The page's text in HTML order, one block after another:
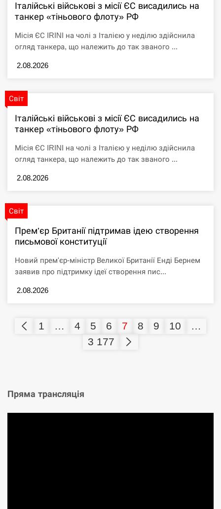
Італійські військові з місії ЄС висадились на
танкер «тіньового флоту» РФ
Місія ЄС IRINI на чолі з Італією у неділю здійснила
огляд танкера, що належить до так званого ...
2.08.2026
Світ
Італійські військові з місії ЄС висадились на
танкер «тіньового флоту» РФ
Місія ЄС IRINI на чолі з Італією у неділю здійснила
огляд танкера, що належить до так званого ...
2.08.2026
Світ
Прем’єр Британії підтримав ідею створення
письмової конституції
Новий прем'єр-міністр Великої Британії Енді Бернем
заявив про підтримку ідеї створення пис...
2.08.2026
1 … 4 5 6 7 8 9 10
…
3 177
Пряма трансляція